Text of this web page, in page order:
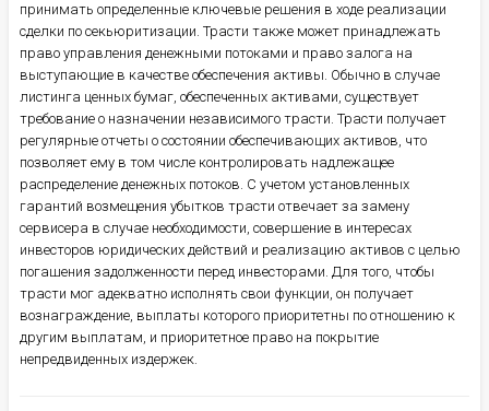
принимать определенные ключевые решения в ходе реализации
сделки по секьюритизации. Трасти также может принадлежать
право управления денежными потоками и право залога на
выступающие в качестве обеспечения активы. Обычно в случае
листинга ценных бумаг, обеспеченных активами, существует
требование о назначении независимого трасти. Трасти получает
регулярные отчеты о состоянии обеспечивающих активов, что
позволяет ему в том числе контролировать надлежащее
распределение денежных потоков. С учетом установленных
гарантий возмещения убытков трасти отвечает за замену
сервисера в случае необходимости, совершение в интересах
инвесторов юридических действий и реализацию активов с целью
погашения задолженности перед инвесторами. Для того, чтобы
трасти мог адекватно исполнять свои функции, он получает
вознаграждение, выплаты которого приоритетны по отношению к
другим выплатам, и приоритетное право на покрытие
непредвиденных издержек.